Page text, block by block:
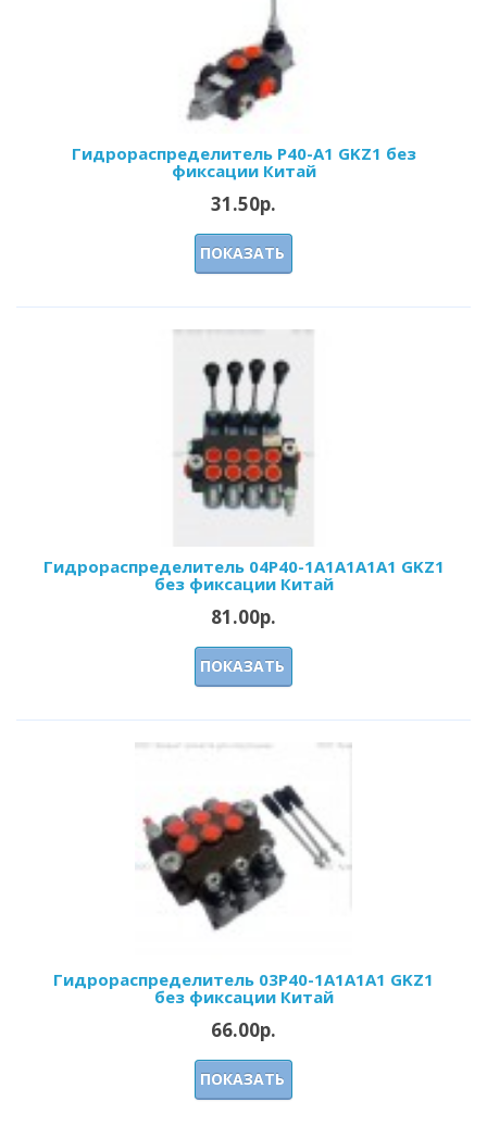
Гидрораспределитель Р40-А1 GKZ1 без
фиксации Китай
31.50р.
ПОКАЗАТЬ
Гидрораспределитель 04Р40-1A1A1A1A1 GKZ1
без фиксации Китай
81.00р.
ПОКАЗАТЬ
Гидрораспределитель 03Р40-1А1А1A1 GKZ1
без фиксации Китай
66.00р.
ПОКАЗАТЬ